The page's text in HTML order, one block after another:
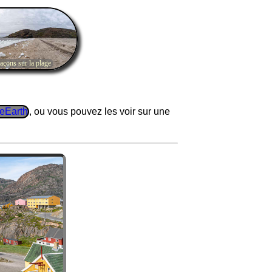
sur la plage
, ou vous pouvez les voir sur une